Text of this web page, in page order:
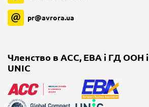
pr@avrora.ua
Членство в ACC, EBA і ГД ООН і
UNIC